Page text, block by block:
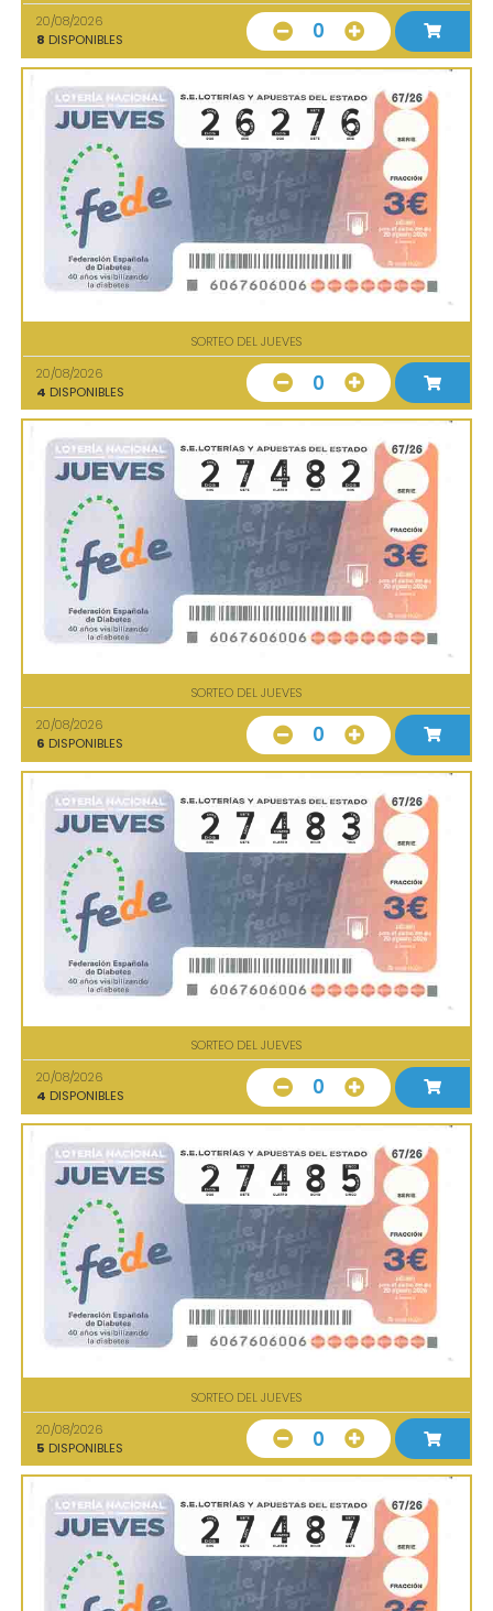
20/08/2026
8 DISPONIBLES 0
SORTEO DEL JUEVES
20/08/2026
4 DISPONIBLES 0
SORTEO DEL JUEVES
20/08/2026
6 DISPONIBLES 0
SORTEO DEL JUEVES
20/08/2026
4 DISPONIBLES 0
SORTEO DEL JUEVES
20/08/2026
5 DISPONIBLES 0